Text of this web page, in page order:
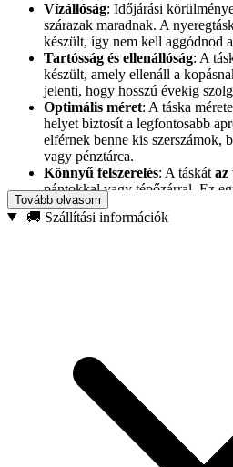
Vízállóság: Időjárási
szárazak maradnak. A
készült, így nem kell aggódnod
Tartósság és ellenállóság: A
készült, amely ellenáll a
jelenti, hogy hosszú évekig
Optimális méret: A táska
helyet biztosít a legfontosabb
elférnek benne kis szerszámok,
vagy pénztárca.
Könnyű felszerelés: A táskátaz
pántokkal vagy tépőzárral. Ez
megoldás, amely nem igényel
Tovább olvasom
🚚 Szállítási információk